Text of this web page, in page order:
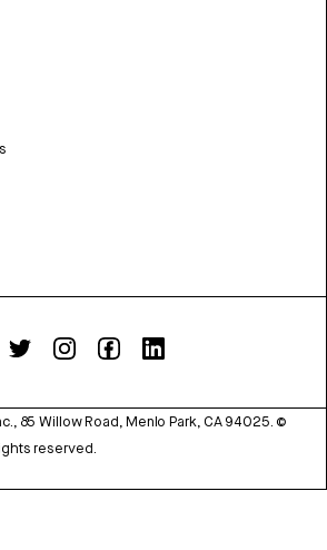
85 Willow Road, Menlo Park, CA 94025. ©
reserved.